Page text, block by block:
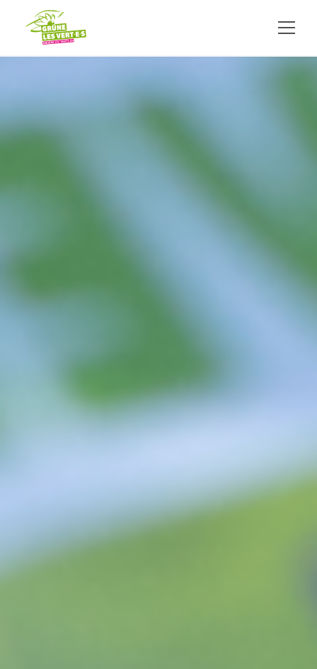
ALLER AU CONTENU PRINCIPAL